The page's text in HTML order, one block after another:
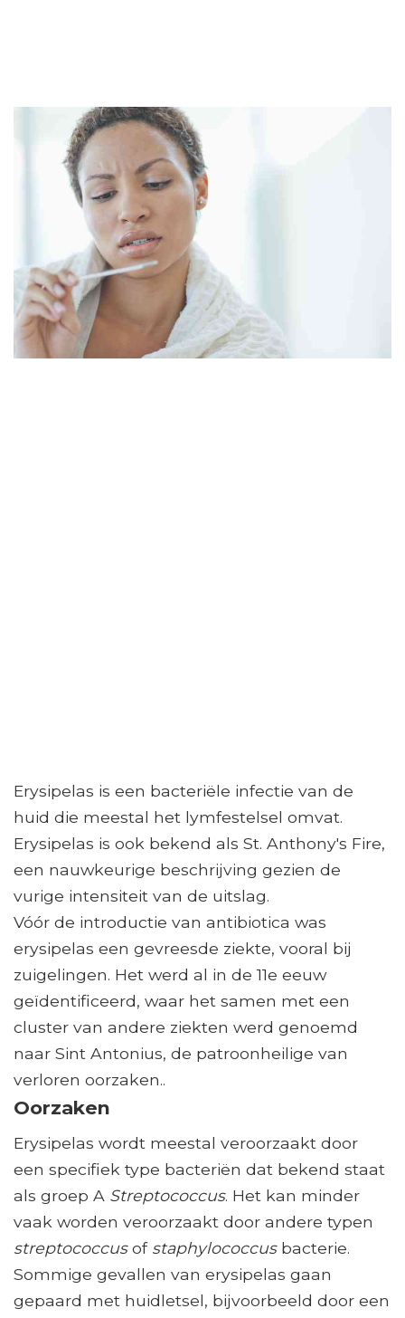
Erysipelas is een bacteriële infectie van de
huid die meestal het lymfestelsel omvat.
Erysipelas is ook bekend als St. Anthony's Fire,
een nauwkeurige beschrijving gezien de
vurige intensiteit van de uitslag.
Vóór de introductie van antibiotica was
erysipelas een gevreesde ziekte, vooral bij
zuigelingen. Het werd al in de 11e eeuw
geïdentificeerd, waar het samen met een
cluster van andere ziekten werd genoemd
naar Sint Antonius, de patroonheilige van
verloren oorzaken..
Oorzaken
Erysipelas wordt meestal veroorzaakt door
een specifiek type bacteriën dat bekend staat
als groep A Streptococcus. Het kan minder
vaak worden veroorzaakt door andere typen
streptococcusof staphylococcusbacterie.
Sommige gevallen van erysipelas gaan
gepaard met huidletsel, bijvoorbeeld door een